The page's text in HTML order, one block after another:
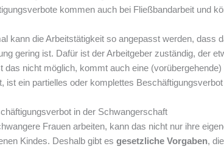
kommen auch bei Fließbandarbeit und
kann die Arbeitstätigkeit so angepasst werden, dass
gering ist. Dafür ist der Arbeitgeber zuständig, der
das nicht möglich, kommt auch eine
ist ein partielles oder komplettes Beschäftigungsverbot
in der Schwangerschaft
Frauen arbeiten, kann das nicht nur ihre
Kindes. Deshalb gibt es gesetzliche Vorgaben,